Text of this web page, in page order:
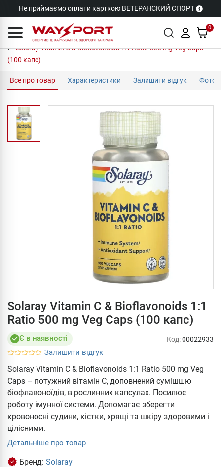
Не приймаємо оплати карткою ВЕТЕРАНСКИЙ СПОРТ
0
Solaray Vitamin C & Bioflavonoids 1:1 Ratio 500 mg Veg Caps
(100 капс)
Все про товар Характеристики Залишити відгук Фото
Solaray Vitamin C & Bioflavonoids 1:1
Ratio 500 mg Veg Caps (100 капс)
Є в наявності
Залишити відгук
Код:00022933
Solaray Vitamin C & Bioflavonoids 1:1 Ratio 500 mg Veg
Caps – потужний вітамін С, доповнений сумішшю
біофлавоноїдів, в рослинних капсулах. Посилює
роботу імунної системи. Допомагає зберегти
кровоносні судини, кістки, хрящі та шкіру здоровими і
цілісними.
Детальніше про товар
Бренд: Solaray